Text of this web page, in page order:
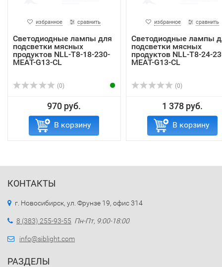
избранное сравнить
Светодиодные лампы для
подсветки мясных
продуктов NLL-T8-18-230-
MEAT-G13-CL
(0)
970 руб.
В корзину
избранное сравнить
Светодиодные лампы
подсветки мясных
продуктов NLL-T8-24-
MEAT-G13-CL
(0)
1 378 руб.
В корзину
КОНТАКТЫ
г. Новосибирск, ул. Фрунзе 19, офис 314
8 (383) 255-93-55 Пн-Пт, 9:00-18:00
info@siblight.com
РАЗДЕЛЫ